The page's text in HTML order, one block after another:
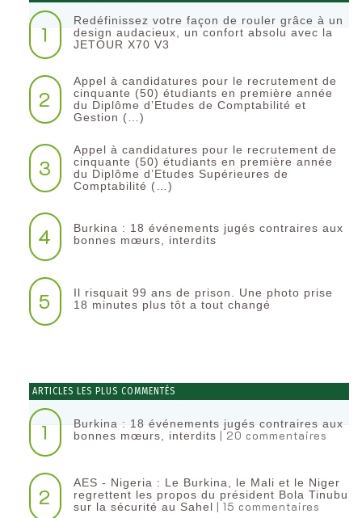
1
Redéfinissez votre façon de rouler grâce à un
design audacieux, un confort absolu avec la
JETOUR X70 V3
2
Appel à candidatures pour le recrutement de
cinquante (50) étudiants en première année
du Diplôme d’Etudes de Comptabilité et
Gestion (…)
3
Appel à candidatures pour le recrutement de
cinquante (50) étudiants en première année
du Diplôme d’Etudes Supérieures de
Comptabilité (…)
4
Burkina : 18 événements jugés contraires aux
bonnes mœurs, interdits
5
Il risquait 99 ans de prison. Une photo prise
18 minutes plus tôt a tout changé
ARTICLES LES PLUS COMMENTÉS
1
Burkina : 18 événements jugés contraires aux
bonnes mœurs, interdits | 20 commentaires
2
AES - Nigeria : Le Burkina, le Mali et le Niger
regrettent les propos du président Bola Tinubu
sur la sécurité au Sahel | 15 commentaires